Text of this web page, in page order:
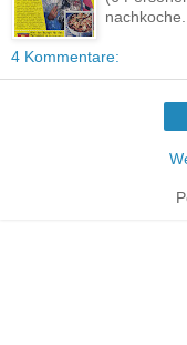
nachkoche...
4 Kommentare: